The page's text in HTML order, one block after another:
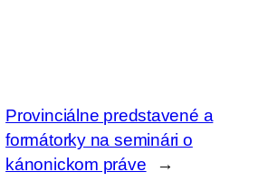
Provinciálne predstavené a
formátorky na seminári o
kánonickom práve
→